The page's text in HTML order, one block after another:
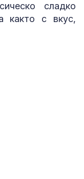
сладко
както с вкус,